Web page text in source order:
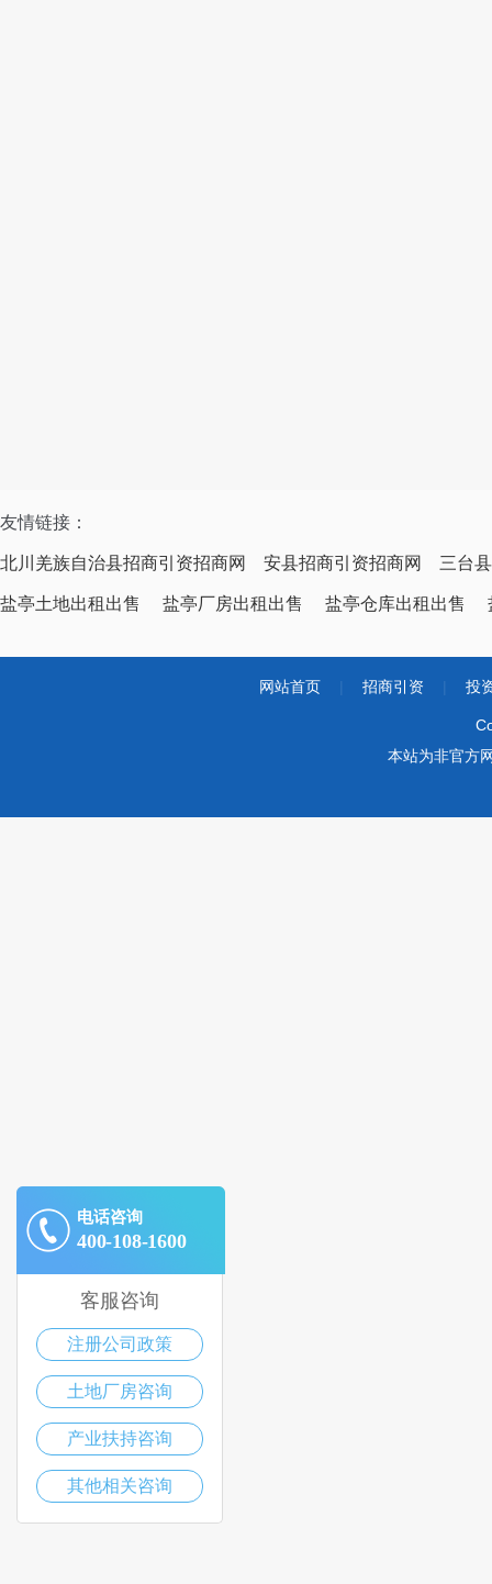
友情链接：
北川羌族自治县招商引资招商网 安县招商引资招商网 三台
盐亭土地出租出售 盐亭厂房出租出售 盐亭仓库出租出售
网站首页 招商引资 投
本站为非官方
电话咨询
400-108-1600
客服咨询
注册公司政策
土地厂房咨询
产业扶持咨询
其他相关咨询